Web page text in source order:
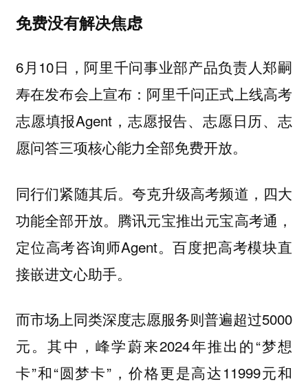
免费没有解决焦虑
6月10日，阿里千问事业部产品负责人郑嗣
寿在发布会上宣布：阿里千问正式上线高考
志愿填报Agent，志愿报告、志愿日历、志
愿问答三项核心能力全部免费开放。
同行们紧随其后。夸克升级高考频道，四大
功能全部开放。腾讯元宝推出元宝高考通，
定位高考咨询师Agent。百度把高考模块直
接嵌进文心助手。
而市场上同类深度志愿服务则普遍超过5000
元。其中，峰学蔚来2024年推出的“梦想
卡”和“圆梦卡”，价格更是高达11999元和